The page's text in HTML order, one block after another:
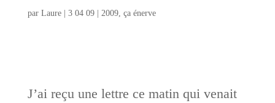
par Laure| 3 04 09| 2009, ça énerve
J’ai reçu une lettre ce matin qui venait